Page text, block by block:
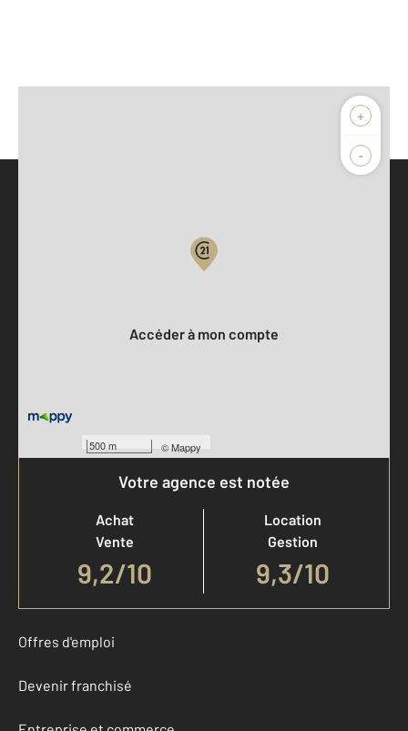
+
-
500 m ©Mappy
Accéder à mon compte
Votre agence est notée
Achat
Vente
9,2/10
Location
Gestion
9,3/10
Offres d'emploi
Devenir franchisé